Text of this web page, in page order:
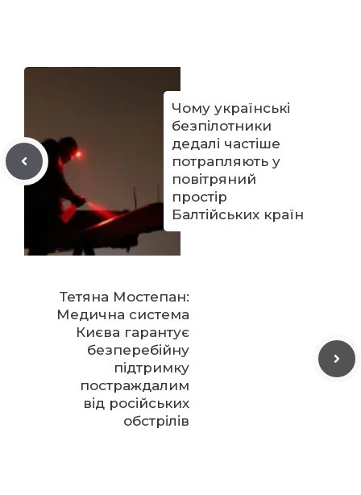
Чому українські
безпілотники
дедалі частіше
потрапляють у
повітряний
простір
Балтійських країн
Тетяна Мостепан:
Медична система
Києва гарантує
безперебійну
підтримку
постраждалим
від російських
обстрілів